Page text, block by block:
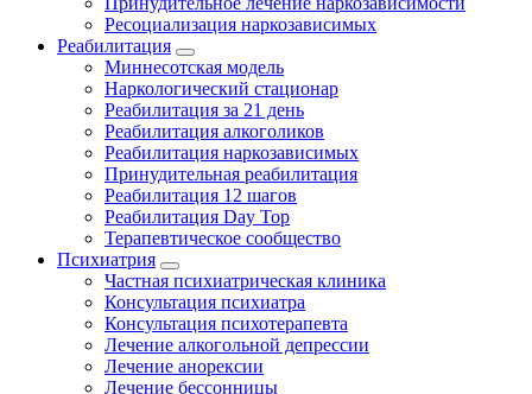
Ресоциализация наркозависимых
Реабилитация
Миннесотская модель
Наркологический стационар
Реабилитация за 21 день
Реабилитация алкоголиков
Реабилитация наркозависимых
Принудительная реабилитация
Реабилитация 12 шагов
Реабилитация Day Top
Терапевтическое сообщество
Психиатрия
Частная психиатрическая клиника
Консультация психиатра
Консультация психотерапевта
Лечение алкогольной депрессии
Лечение анорексии
Лечение бессонницы